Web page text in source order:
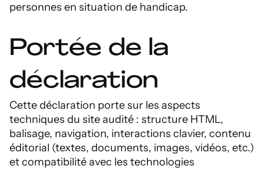
personnes en situation de handicap.
Portée de la
déclaration
Cette déclaration porte sur les aspects
techniques du site audité : structure HTML,
balisage, navigation, interactions clavier, contenu
éditorial (textes, documents, images, vidéos, etc.)
et compatibilité avec les technologies